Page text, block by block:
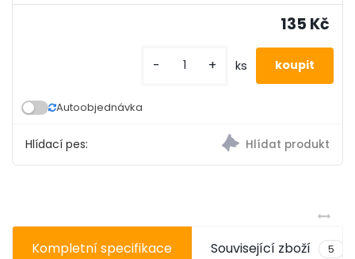
135 Kč
Hlídací pes:
- + ks
Autoobjednávka
Kompletní specifikace Související zboží 5